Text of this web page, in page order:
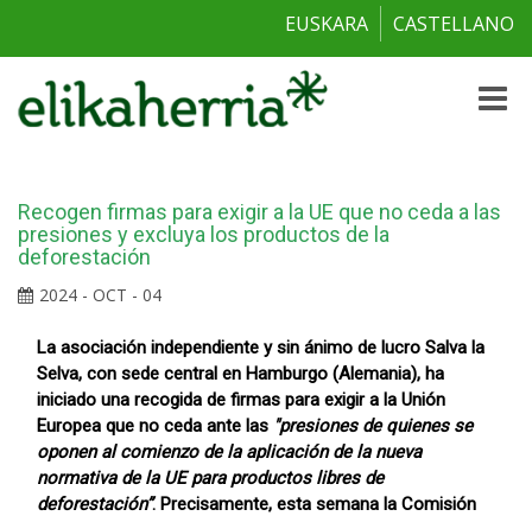
EUSKARA CASTELLANO
Toggle
Recogen firmas para exigir a la UE que no ceda a las
presiones y excluya los productos de la
deforestación
2024 - OCT - 04
La asociación independiente y sin ánimo de lucro Salva la
Selva, con sede central en Hamburgo (Alemania), ha
iniciado una recogida de firmas para exigir a la Unión
Europea que no ceda ante las "presiones de quienes se
oponen al comienzo de la aplicación de la nueva
normativa de la UE para productos libres de
deforestación”. Precisamente, esta semana la Comisión